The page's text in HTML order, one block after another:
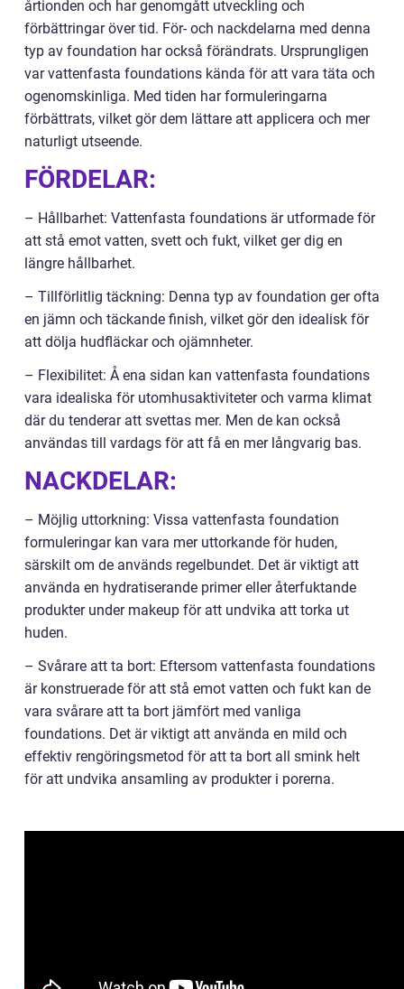
årtionden och har genomgått utveckling och
förbättringar över tid. För- och nackdelarna med denna
typ av foundation har också förändrats. Ursprungligen
var vattenfasta foundations kända för att vara täta och
ogenomskinliga. Med tiden har formuleringarna
förbättrats, vilket gör dem lättare att applicera och mer
naturligt utseende.
FÖRDELAR:
– Hållbarhet: Vattenfasta foundations är utformade för
att stå emot vatten, svett och fukt, vilket ger dig en
längre hållbarhet.
– Tillförlitlig täckning: Denna typ av foundation ger ofta
en jämn och täckande finish, vilket gör den idealisk för
att dölja hudfläckar och ojämnheter.
– Flexibilitet: Å ena sidan kan vattenfasta foundations
vara idealiska för utomhusaktiviteter och varma klimat
där du tenderar att svettas mer. Men de kan också
användas till vardags för att få en mer långvarig bas.
NACKDELAR:
– Möjlig uttorkning: Vissa vattenfasta foundation
formuleringar kan vara mer uttorkande för huden,
särskilt om de används regelbundet. Det är viktigt att
använda en hydratiserande primer eller återfuktande
produkter under makeup för att undvika att torka ut
huden.
– Svårare att ta bort: Eftersom vattenfasta foundations
är konstruerade för att stå emot vatten och fukt kan de
vara svårare att ta bort jämfört med vanliga
foundations. Det är viktigt att använda en mild och
effektiv rengöringsmetod för att ta bort all smink helt
för att undvika ansamling av produkter i porerna.